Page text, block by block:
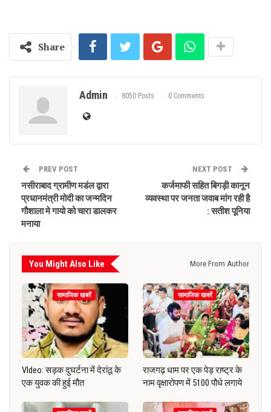
Share
Admin 8050 Posts 0 Comments
PREV POST
नसीराबाद ग्रामीण मडंल द्वारा
प्रधानमंत्री मोदी का जन्मदिन
गौशाला मे गायो को चारा डालकर
मनाया
NEXT POST
कर्जमाफी सहित बिगड़ी कानून
व्यवस्था पर जनता जवाब मांग रही है
: सतीश पूनिया
You Might Also Like More From Author
सामाजिक खबरें
VIdeo: सड़क दुघर्टना में देरांठू के
एक युवक की हुई मौत
सामाजिक खबरें
राजगढ़ धाम पर एक पेड़ राष्ट्र के
नाम वृक्षारोपण में 5100 पौधे लगाये